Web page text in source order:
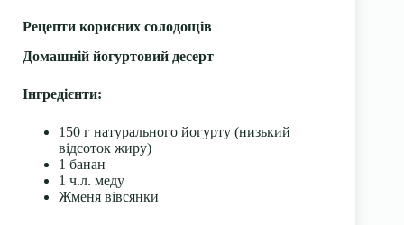
Рецепти корисних солодощів
Домашній йогуртовий десерт
Інгредієнти:
150 г натурального йогурту (низький
відсоток жиру)
1 банан
1 ч.л. меду
Жменя вівсянки